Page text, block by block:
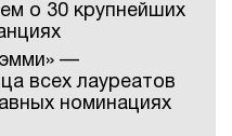
о 30 крупнейших
—
всех лауреатов
номинациях